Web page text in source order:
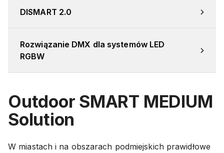
DISMART 2.0
Rozwiązanie DMX dla systemów LED
RGBW
Outdoor SMART MEDIUM
Solution
W miastach i na obszarach podmiejskich prawidłowe